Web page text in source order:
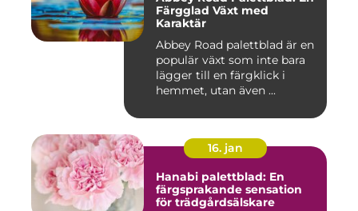
Färgglad Växt med
Karaktär
Abbey Road palettblad är en
populär växt som inte bara
lägger till en färgklick i
hemmet, utan även ...
16. jan
Hanabi palettblad: En
färgsprakande sensation
för trädgårdsälskare